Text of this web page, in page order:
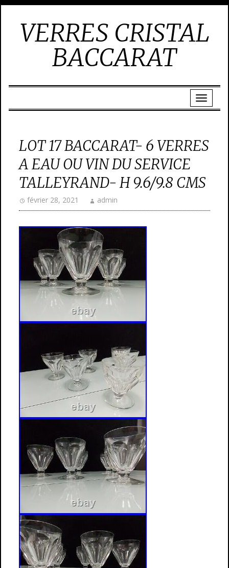
VERRES CRISTAL
BACCARAT
LOT 17 BACCARAT- 6 VERRES
A EAU OU VIN DU SERVICE
TALLEYRAND- H 9.6/9.8 CMS
février 28, 2021 admin